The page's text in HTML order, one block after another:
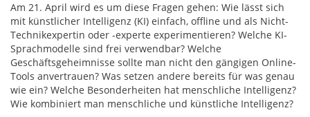
Am 21. April wird es um diese Fragen gehen: Wie lässt sich
mit künstlicher Intelligenz (KI) einfach, offline und als Nicht-
Technikexpertin oder -experte experimentieren? Welche KI-
Sprachmodelle sind frei verwendbar? Welche
Geschäftsgeheimnisse sollte man nicht den gängigen Online-
Tools anvertrauen? Was setzen andere bereits für was genau
wie ein? Welche Besonderheiten hat menschliche Intelligenz?
Wie kombiniert man menschliche und künstliche Intelligenz?